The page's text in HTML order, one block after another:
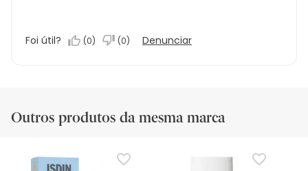
Foi útil? (0) (0) Denunciar
Outros produtos da mesma marca